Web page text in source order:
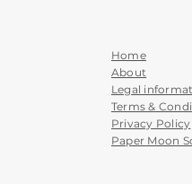
Home
About
Legal
Terms &
Privacy Policy
Paper Moon